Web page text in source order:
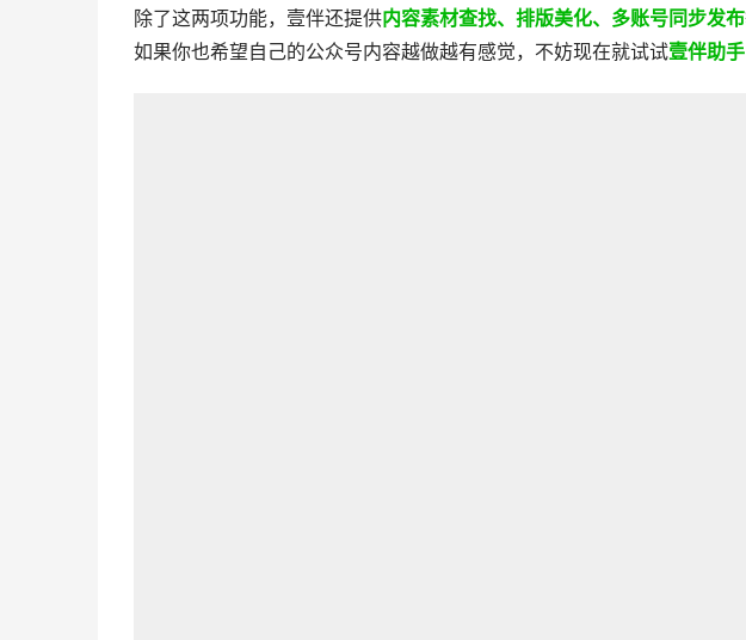
除了这两项功能，壹伴还提供内容素材查找、排版美化、多账号同步发布
如果你也希望自己的公众号内容越做越有感觉，不妨现在就试试壹伴助手